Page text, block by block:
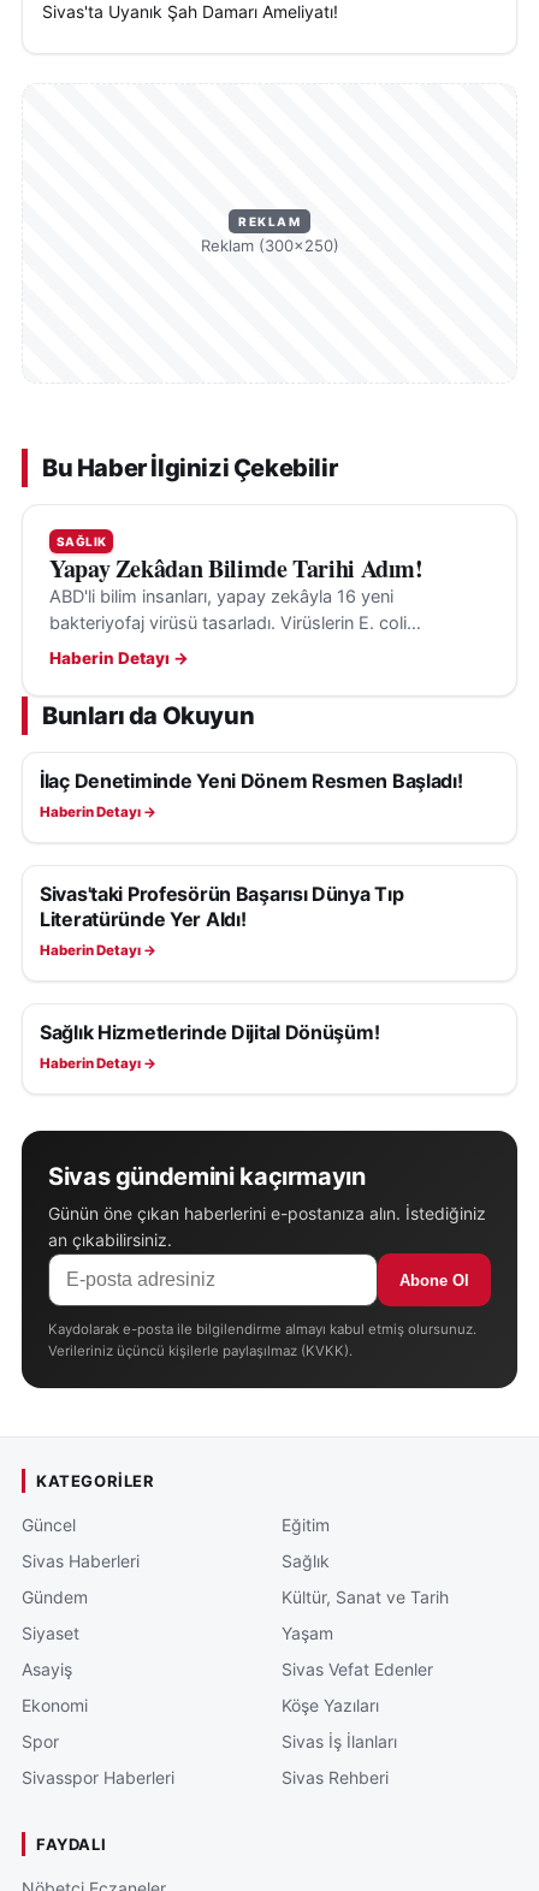
Sivas'ta Uyanık Şah Damarı Ameliyatı!
REKLAM
Reklam (300×250)
Bu Haber İlginizi Çekebilir
SAĞLIK
Yapay Zekâdan Bilimde Tarihi Adım!
ABD'li bilim insanları, yapay zekâyla 16 yeni
bakteriyofaj virüsü tasarladı. Virüslerin E. coli
bakterilerini hedef aldığı ve insanlara tehdit
Haberin Detayı →
Bunları da Okuyun
SAĞLIK
İlaç Denetiminde Yeni Dönem Resmen Başladı!
Haberin Detayı →
SAĞLIK
Sivas'taki Profesörün Başarısı Dünya Tıp
Literatüründe Yer Aldı!
Haberin Detayı →
SAĞLIK
Sağlık Hizmetlerinde Dijital Dönüşüm!
Haberin Detayı →
Sivas gündemini kaçırmayın
Günün öne çıkan haberlerini e-postanıza alın. İstediğiniz
an çıkabilirsiniz.
Abone Ol
Kaydolarak e-posta ile bilgilendirme almayı kabul etmiş olursunuz.
Verileriniz üçüncü kişilerle paylaşılmaz (KVKK).
KATEGORILER
Güncel
Sivas Haberleri
Gündem
Siyaset
Asayiş
Ekonomi
Spor
Sivasspor Haberleri
Eğitim
Sağlık
Kültür, Sanat ve Tarih
Yaşam
Sivas Vefat Edenler
Köşe Yazıları
Sivas İş İlanları
Sivas Rehberi
FAYDALI